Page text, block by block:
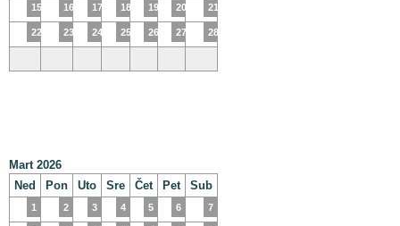
15 16 17 18 19 20 21
22 23 24 25 26 27 28
Mart 2026
Ned
Pon Uto Sre Čet Pet Sub
1 2 3 4 5 6 7